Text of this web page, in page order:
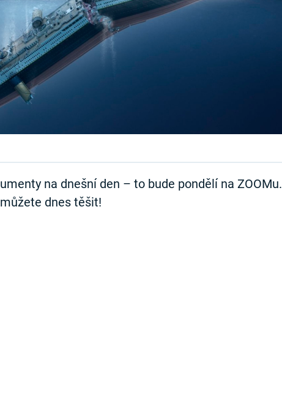
na dnešní den – to bude pondělí na ZOOMu.
dnes těšit!